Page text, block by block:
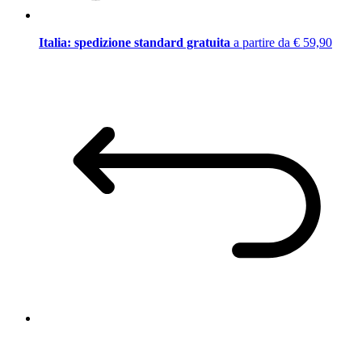
Italia: spedizione standard gratuita a partire da € 59,90